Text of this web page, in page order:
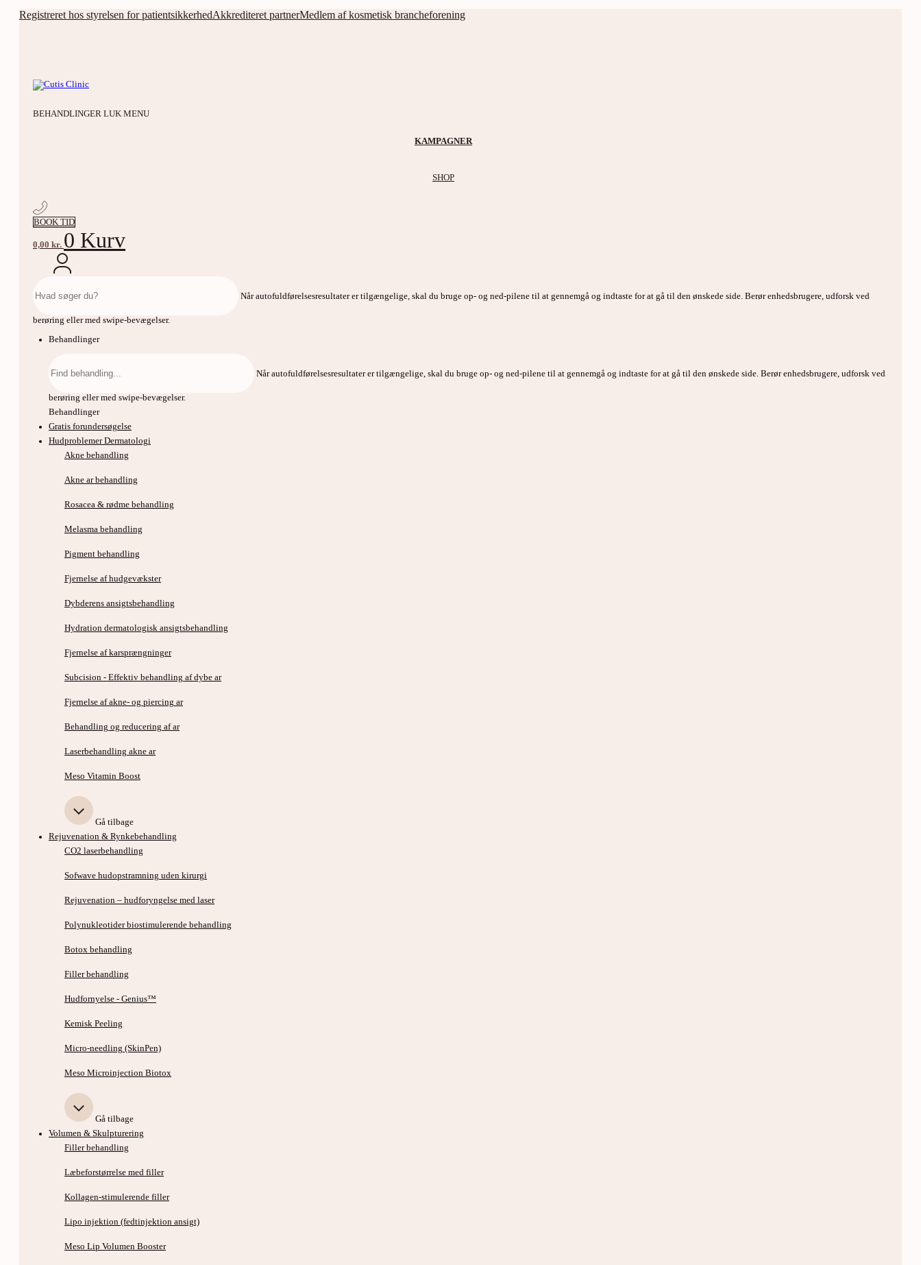
Videre
til
Registreret hos styrelsen for patientsikkerhedAkkrediteret partnerMedlem af kosmetisk brancheforening
BEHANDLINGER LUK MENU
KAMPAGNER
SHOP
BOOK TID
0,00 kr. 0 Kurv
efter:
Når autofuldførelsesresultater er tilgængelige, skal du bruge op- og ned-pilene til at gennemgå og indtaste for at gå til den ønskede side. Berør enhedsbrugere, udforsk ved
berøring eller med swipe-bevægelser.
Behandlinger
efter:
Når autofuldførelsesresultater er tilgængelige, skal du bruge op- og ned-pilene til at gennemgå og indtaste for at gå til den ønskede side. Berør enhedsbrugere, udforsk ved
berøring eller med swipe-bevægelser.
Behandlinger
Gratis forundersøgelse
Hudproblemer Dermatologi
Akne behandling
Akne ar behandling
Rosacea & rødme behandling
Melasma behandling
Pigment behandling
Fjernelse af hudgevækster
Dybderens ansigtsbehandling
Hydration dermatologisk ansigtsbehandling
Fjernelse af karsprængninger
Subcision - Effektiv behandling af dybe ar
Fjernelse af akne- og piercing ar
Behandling og reducering af ar
Laserbehandling akne ar
Meso Vitamin Boost
Gå tilbage
Rejuvenation & Rynkebehandling
CO2 laserbehandling
Sofwave hudopstramning uden kirurgi
Rejuvenation – hudforyngelse med laser
Polynukleotider biostimulerende behandling
Botox behandling
Filler behandling
Hudfornyelse - Genius™
Kemisk Peeling
Micro-needling (SkinPen)
Meso Microinjection Biotox
Gå tilbage
Volumen & Skulpturering
Filler behandling
Læbeforstørrelse med filler
Kollagen-stimulerende filler
Lipo injektion (fedtinjektion ansigt)
Meso Lip Volumen Booster